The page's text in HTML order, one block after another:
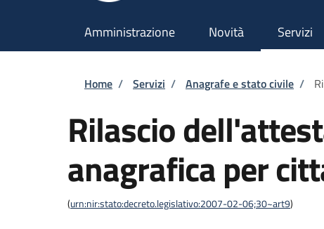
Amministrazione Novità Servizi
Briciole di pane
Home / Servizi / Anagrafe e stato civile /
Rilascio
anagrafica per
(urn:nir:stato:decreto.legislativo:2007-02-06;30~art9)